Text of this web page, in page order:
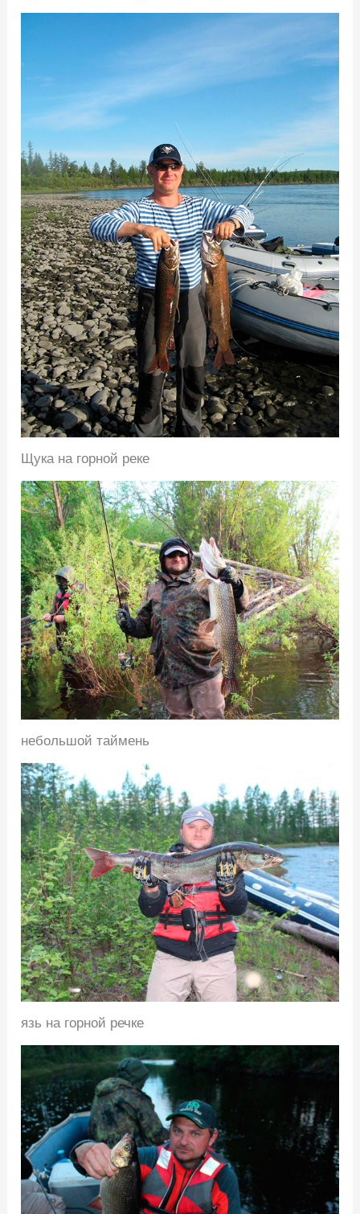
Щука на горной реке
небольшой таймень
язь на горной речке